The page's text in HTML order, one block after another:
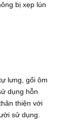
bị xẹp lún
lưng, gối ôm
dụng hỗn
thiện với
sử dụng.